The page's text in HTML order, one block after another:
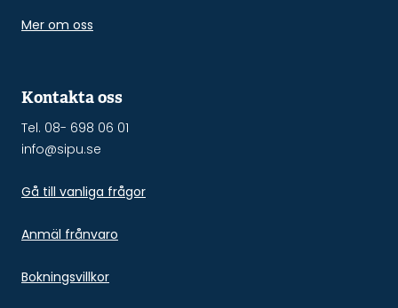
Mer om oss
Kontakta oss
Tel. 08- 698 06 01
info@sipu.se
Gå till vanliga frågor
Anmäl frånvaro
Bokningsvillkor